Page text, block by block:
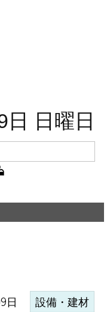
日曜日
日 設備・建材